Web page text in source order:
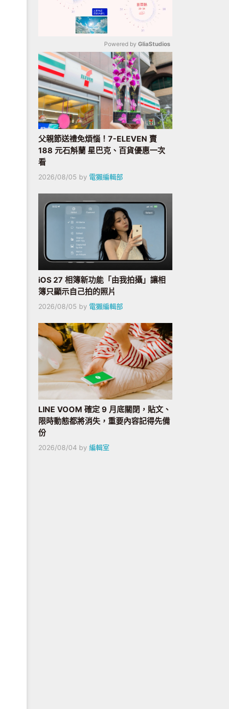
Mute
Powered by GliaStudios
父親節送禮免煩惱！7-ELEVEN 賣
188 元石斛蘭 星巴克、百貨優惠一次
看
2026/08/05 by 電獺編輯部
iOS 27 相簿新功能「由我拍攝」讓相
簿只顯示自己拍的照片
2026/08/05 by 電獺編輯部
LINE VOOM 確定 9 月底關閉，貼文、
限時動態都將消失，重要內容記得先備
份
2026/08/04 by 編輯室